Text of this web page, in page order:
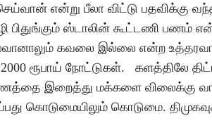
என்று பீலா விட்டு பதவிக்கு
பிதுங்கும் ஸ்டாலின் கூட்டணி பணம்
கவலை இல்லை என்ற
2000 ரூபாய் நோட்டுகள். களத்திலே
இறைத்து மக்களை விலைக்கு
கொடுமையிலும் கொடுமை.